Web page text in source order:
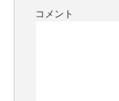
コメント